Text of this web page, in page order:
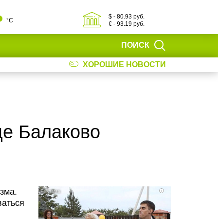
°С
$ - 80.93 руб.
€ - 93.19 руб.
ПОИСК
ХОРОШИЕ НОВОСТИ
Балаково
i